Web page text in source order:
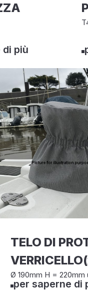
di più
TELO DI
Ø 190mm H = 220mm
per saperne di